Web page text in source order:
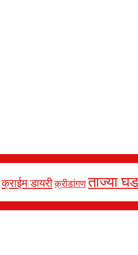
क्राईम डायरीक्रीडांगणताज्या